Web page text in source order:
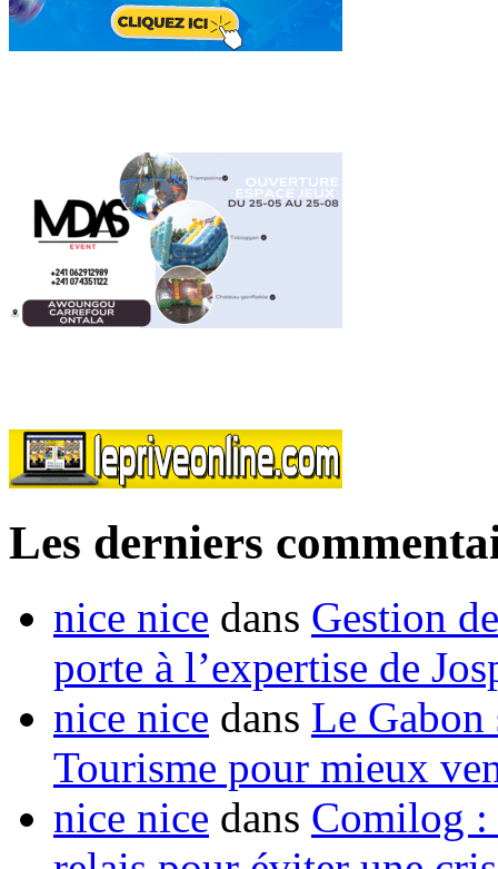
Les derniers
nice nice dans Gestion
porte à l’expertise de
nice nice dans Le Gabon
Tourisme pour mieux
nice nice dans Comilog :